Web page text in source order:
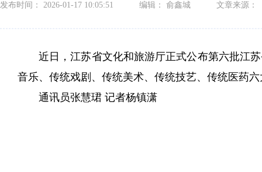
发布时间： 2026-01-17 10:05:51 编辑： 俞鑫城 文章来源：
近日，江苏省文化和旅游厅正式公布第六批江
音乐、传统戏剧、传统美术、传统技艺、传统医药
通讯员张慧珺 记者杨镇潇